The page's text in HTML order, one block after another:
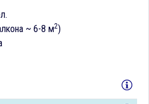
~ 6-8 м2)